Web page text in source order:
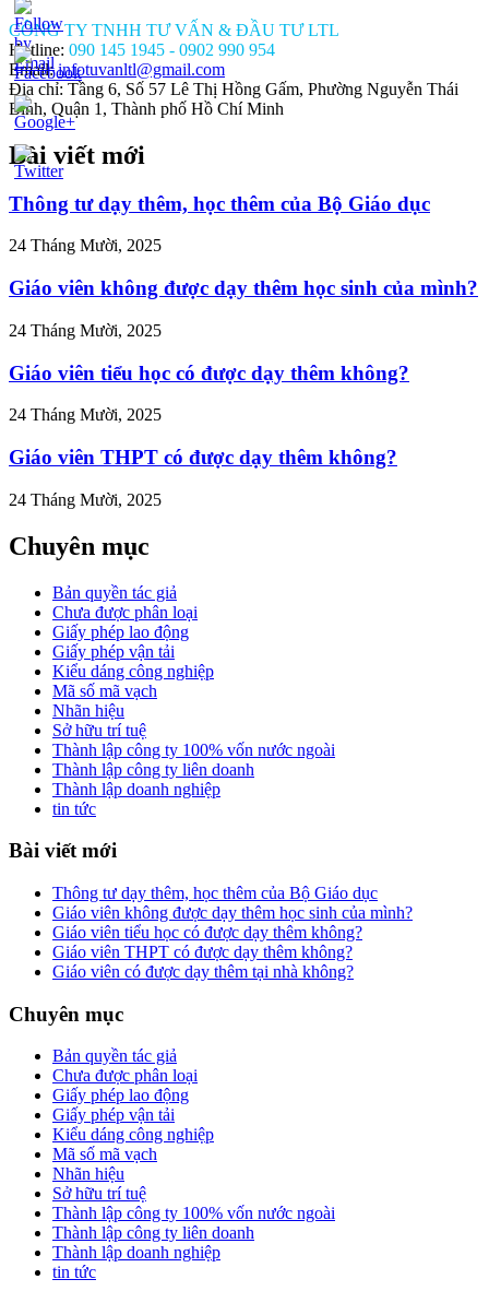
kinh-
CÔNG TY TNHH TƯ VẤN & ĐẦU TƯ LTL
Hotline: 090 145 1945 - 0902 990 954
Email:infotuvanltl@gmail.com
Địa chỉ: Tầng 6, Số 57 Lê Thị Hồng Gấm, Phường Nguyễn Thái
Bình, Quận 1, Thành phố Hồ Chí Minh
Bài viết mới
Thông tư dạy thêm, học thêm của Bộ Giáo dục
24 Tháng Mười, 2025
Giáo viên không được dạy thêm học sinh của mình?
24 Tháng Mười, 2025
Giáo viên tiểu học có được dạy thêm không?
24 Tháng Mười, 2025
Giáo viên THPT có được dạy thêm không?
24 Tháng Mười, 2025
Chuyên mục
Bản quyền tác giả
Chưa được phân loại
Giấy phép lao động
Giấy phép vận tải
Kiểu dáng công nghiệp
Mã số mã vạch
Nhãn hiệu
Sở hữu trí tuệ
Thành lập công ty 100% vốn nước ngoài
Thành lập công ty liên doanh
Thành lập doanh nghiệp
tin tức
Bài viết mới
Thông tư dạy thêm, học thêm của Bộ Giáo dục
Giáo viên không được dạy thêm học sinh của mình?
Giáo viên tiểu học có được dạy thêm không?
Giáo viên THPT có được dạy thêm không?
Giáo viên có được dạy thêm tại nhà không?
Chuyên mục
Bản quyền tác giả
Chưa được phân loại
Giấy phép lao động
Giấy phép vận tải
Kiểu dáng công nghiệp
Mã số mã vạch
Nhãn hiệu
Sở hữu trí tuệ
Thành lập công ty 100% vốn nước ngoài
Thành lập công ty liên doanh
Thành lập doanh nghiệp
tin tức